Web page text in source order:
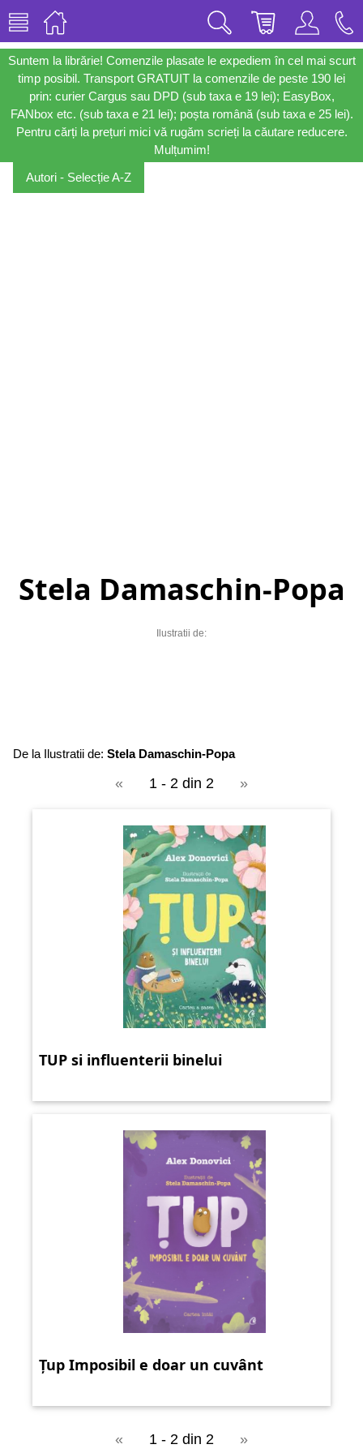
Suntem la librărie! Comenzile plasate le expediem în cel mai scurt
timp posibil. Transport GRATUIT la comenzile de peste 190 lei
prin: curier Cargus sau DPD (sub taxa e 19 lei); EasyBox,
FANbox etc. (sub taxa e 21 lei); poșta română (sub taxa e 25 lei).
Pentru cărți la prețuri mici vă rugăm scrieți la căutare reducere.
Mulțumim!
Autori - Selecție A-Z
Stela Damaschin-Popa
Ilustratii de:
De la Ilustratii de: Stela Damaschin-Popa
« 1 - 2 din 2 »
TUP si influenterii binelui
Țup Imposibil e doar un cuvânt
« 1 - 2 din 2 »